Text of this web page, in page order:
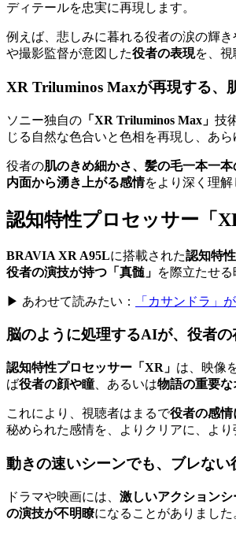
ディテールを忠実に再現します。
例えば、悲しみに暮れる役者の涙の輝
や撮影監督が意図した役者の表現を、視
XR Triluminos Maxが再現する、
ソニー独自の 「XR Triluminos Max」 技
じる自然な色合いと色相を再現し、あ
役者の肌のきめ細かさ、髪の毛一本一本
内面から湧き上がる感情をより深く理解
認知特性プロセッサー「
BRAVIA XR A95Lに搭載された認知特
役者の演技が持つ「真髄」 を際立たせ
▶ あわせて読みたい： 「カサンドラ」
脳のように処理するAIが、役者
認知特性プロセッサー「XR」 は、映像
ば役者の顔や瞳 、あるいは物語の重要な
これにより、視聴者はまるで役者の感情
秘められた感情を、よりクリアに、より
動きの速いシーンでも、ブレない
ドラマや映画には、 激しいアクション
の演技が不明瞭になることがありました